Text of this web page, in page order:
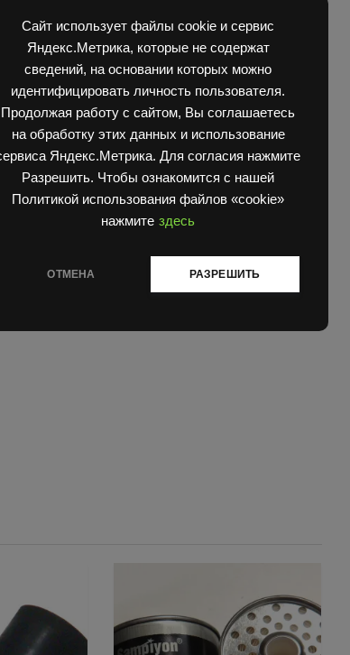
Сайт использует файлы cookie и сервис
Яндекс.Метрика, которые не содержат
сведений, на основании которых можно
идентифицировать личность пользователя.
Продолжая работу с сайтом, Вы соглашаетесь
на обработку этих данных и использование
Яндекс.Метрика. Для согласия нажмите
Разрешить. Чтобы ознакомится с нашей
Политикой использования файлов «cookie»
нажмите здесь
ОТМЕНА РАЗРЕШИТЬ
687
5748000000
quantity
00.00.00